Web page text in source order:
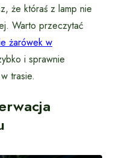
że któraś z lamp nie
Warto przeczytać
żarówek w
i sprawnie
trasie.